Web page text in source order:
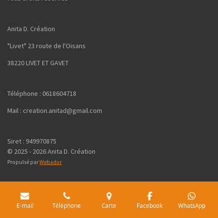
Anita D. Création
"Livet" 23 route de l'Oisans
38220 LIVET ET GAVET
Téléphone : 0618604718
Mail : creation.anitad@gmail.com
Siret : 949970875
© 2025 - 2026 Anita D. Création
Propulsé parWebador
E-mail Téléphone Carte Facebook WhatsApp